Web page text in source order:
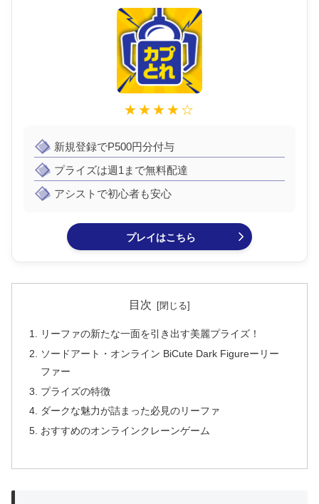
★★★★☆
新規登録でP500円分付与
プライズは週1まで無料配達
アシストで初心者も安心
プレイはこちら
目次
リーファの新たな一面を引き出す美麗プライズ！
ソードアート・オンライン BiCute Dark Figureーリー
ファー
プライズの特徴
ダークな魅力が詰まった必見のリーファ
おすすめのオンラインクレーンゲーム